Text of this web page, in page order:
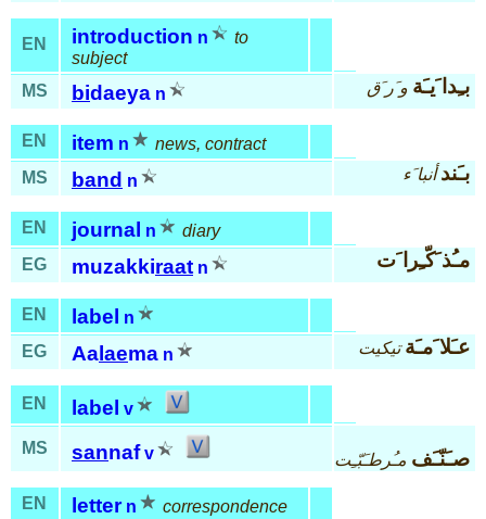
EN introduction n
to
subject
MS
bidaeya n بـِدا َيـَة و َر َق
EN item n
news, contract
MS
band n بـَند أنبا َء
EN journal n
diary
EG
muzakkiraat n مـُذ َكّـِرا َت
EN label
n
EG
Aa laema n عـَلا َمـَة تيكيت
EN label v
MS sannaf v صـَنّـَف مـُرطـَبّـِت
EN letter n
correspondence